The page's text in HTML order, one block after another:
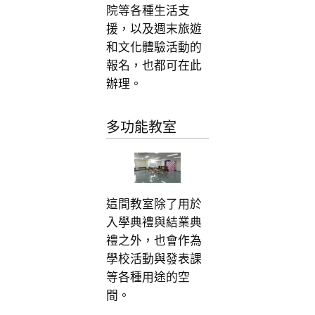
院等各種生活支
援，以及週末旅遊
和文化體驗活動的
報名，也都可在此
辦理。
多功能教室
這間教室除了用於
入學典禮與結業典
禮之外，也會作為
學校活動與發表課
等各種用途的空
間。